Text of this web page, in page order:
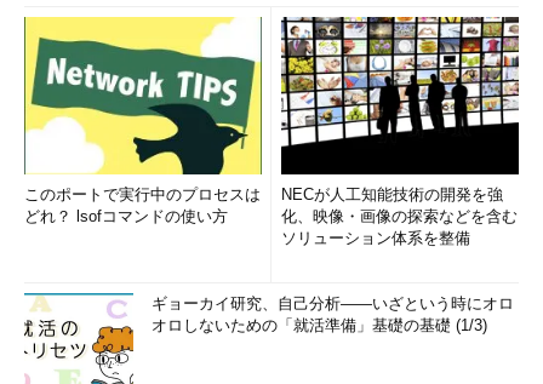
このポートで実行中のプロセスは
どれ？ lsofコマンドの使い方
NECが人工知能技術の開発を強
化、映像・画像の探索などを含む
ソリューション体系を整備
ギョーカイ研究、自己分析――いざという時にオロ
オロしないための「就活準備」基礎の基礎 (1/3)